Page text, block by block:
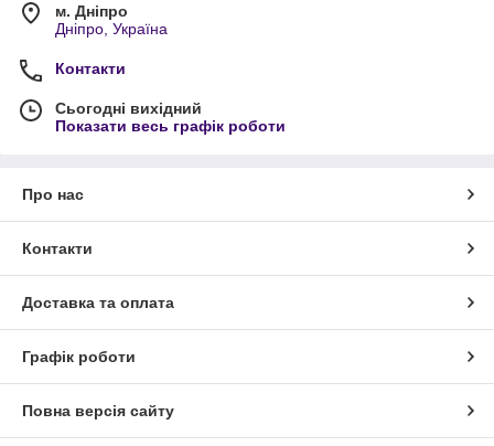
м. Дніпро
Дніпро, Україна
Контакти
Сьогодні вихідний
Показати весь графік роботи
Про нас
Контакти
Доставка та оплата
Графік роботи
Повна версія сайту